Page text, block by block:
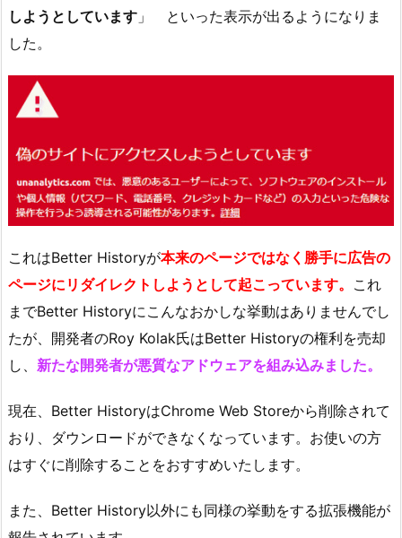
しようとしています 」 といった表示が出るようになりま
した。
これはBetter Historyが本来のページではなく勝手に広告の
ページにリダイレクトしようとして起こっています。 これ
までBetter Historyにこんなおかしな挙動はありませんでし
たが、開発者のRoy Kolak氏はBetter Historyの権利を売却
し、 新たな開発者が悪質なアドウェアを組み込みました。
現在、Better HistoryはChrome Web Storeから削除されて
おり、ダウンロードができなくなっています。お使いの方
はすぐに削除することをおすすめいたします。
また、Better History以外にも同様の挙動をする拡張機能が